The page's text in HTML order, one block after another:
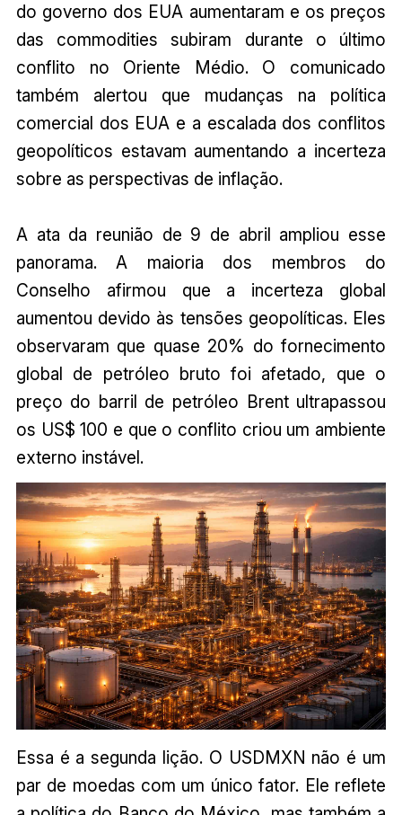
do governo dos EUA aumentaram e os preços
das commodities subiram durante o último
conflito no Oriente Médio. O comunicado
também alertou que mudanças na política
comercial dos EUA e a escalada dos conflitos
geopolíticos estavam aumentando a incerteza
sobre as perspectivas de inflação.
A ata da reunião de 9 de abril ampliou esse
panorama. A maioria dos membros do
Conselho afirmou que a incerteza global
aumentou devido às tensões geopolíticas. Eles
observaram que quase 20% do fornecimento
global de petróleo bruto foi afetado, que o
preço do barril de petróleo Brent ultrapassou
os US$ 100 e que o conflito criou um ambiente
externo instável.
Essa é a segunda lição. O USDMXN não é um
par de moedas com um único fator. Ele reflete